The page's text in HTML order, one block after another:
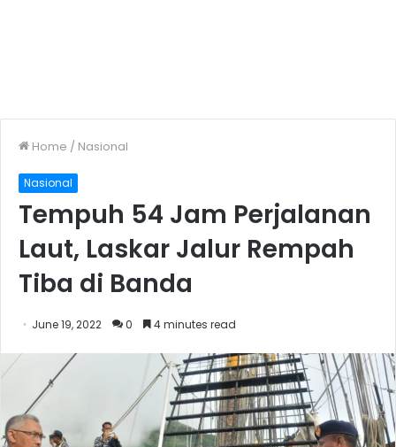
Home / Nasional
Nasional
Tempuh 54 Jam Perjalanan
Laut, Laskar Jalur Rempah
Tiba di Banda
June 19, 2022 0 4 minutes read